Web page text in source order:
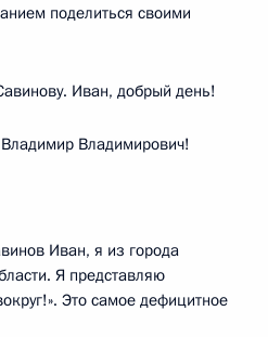
поделиться своими
Иван, добрый день!
Владимир Владимирович!
Иван, я из города
Я представляю
Это самое дефицитное